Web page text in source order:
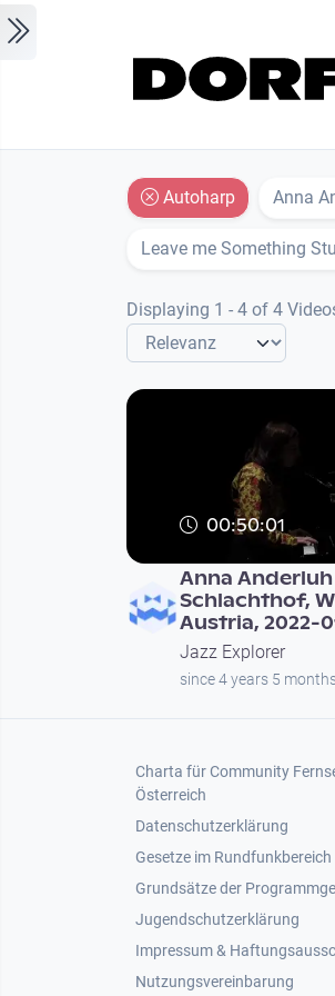
Autoharp Anna
Leave me Something
Displaying 1 - 4 of 4
00:50:01
Anna
Schlachthof,
Austria, 2022-
Jazz Explorer
since 4 years 5
Footer 1
Charta für Community
Österreich
Datenschutzerklärung
Gesetze im Rundfunkbereich
Grundsätze der
Jugendschutzerklärung
Impressum &
Nutzungsvereinbarung